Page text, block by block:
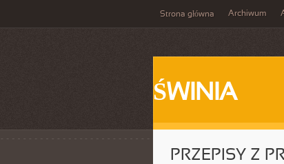
Strona główna Archiwum
ŚWINIA
PRZEPISY Z